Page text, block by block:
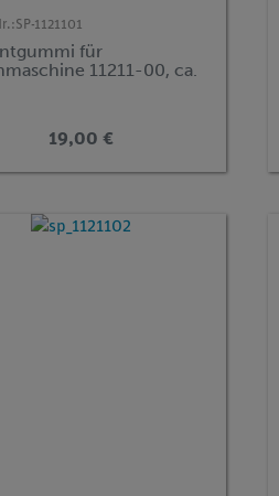
SP-1121101
für
11211-00, ca.
19,00 €